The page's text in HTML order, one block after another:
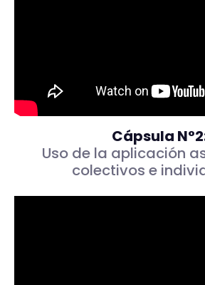
Cápsula
Uso de la aplicación
colectivos e